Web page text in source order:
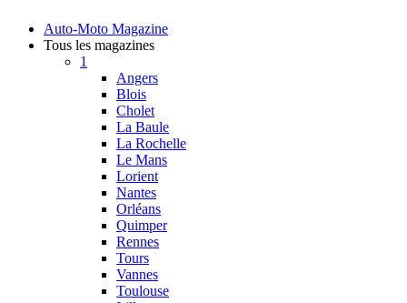
Auto-Moto Magazine
Tous les magazines
1
Angers
Blois
Cholet
La Baule
La Rochelle
Le Mans
Lorient
Nantes
Orléans
Quimper
Rennes
Tours
Vannes
Toulouse